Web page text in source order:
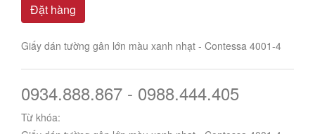
Đặt hàng
Giấy dán tường gân lớn màu xanh nhạt - Contessa 4001-4
0934.888.867 - 0988.444.405
Từ khóa: